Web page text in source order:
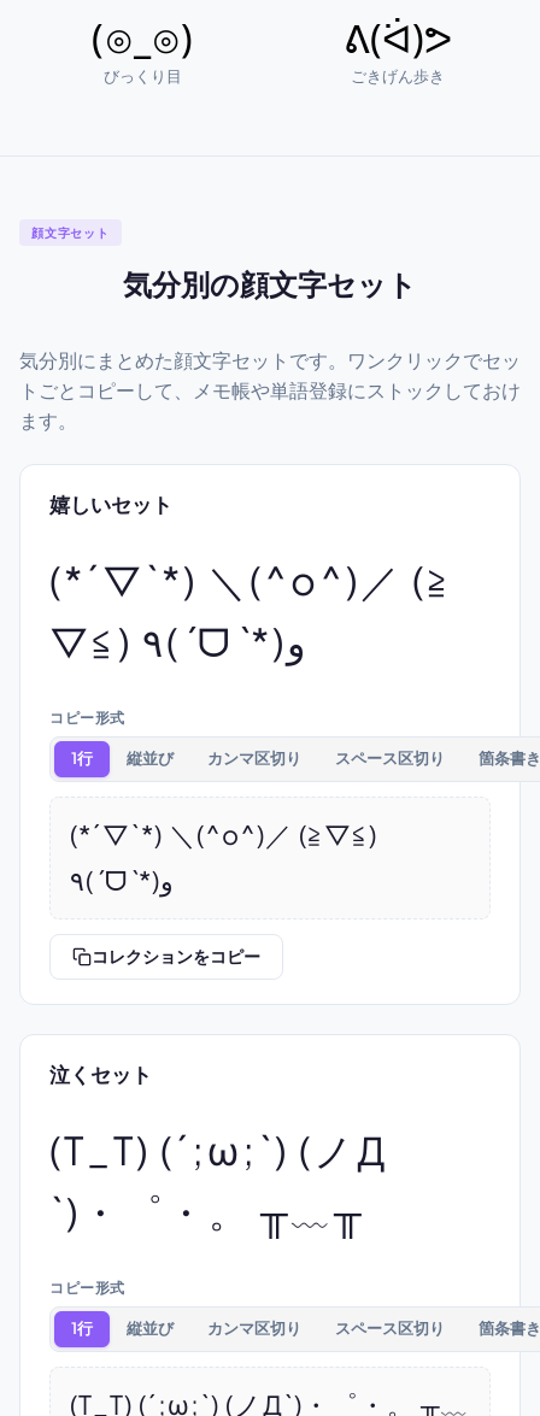
(⊙_⊙)
びっくり目
ᕕ(ᐛ)ᕗ
ごきげん歩き
顔文字セット
気分別の顔文字セット
気分別にまとめた顔文字セットです。ワンクリックでセッ
トごとコピーして、メモ帳や単語登録にストックしておけ
ます。
嬉しいセット
(*´▽`*) ＼(^o^)／ (≧
▽≦) ٩(ˊᗜˋ*)و
コピー形式
1行 縦並び カンマ区切り スペース区切り 箇条書き
(*´▽`*) ＼(^o^)／ (≧▽≦)
٩(ˊᗜˋ*)و
コレクションをコピー
泣くセット
(T_T) (´;ω;`) (ノД
`)・゜・。 ╥﹏╥
コピー形式
1行 縦並び カンマ区切り スペース区切り 箇条書き
(T_T) (´;ω;`) (ノД`)・゜・。 ╥﹏